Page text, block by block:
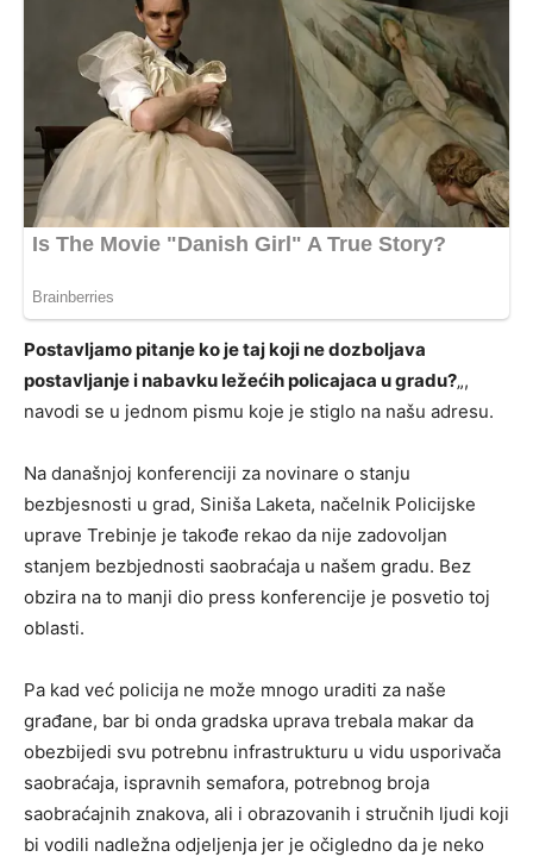
Postavljamo pitanje ko je taj koji ne dozboljava
postavljanje i nabavku ležećih policajaca u gradu?„,
navodi se u jednom pismu koje je stiglo na našu adresu.
Na današnjoj konferenciji za novinare o stanju
bezbjesnosti u grad, Siniša Laketa, načelnik Policijske
uprave Trebinje je takođe rekao da nije zadovoljan
stanjem bezbjednosti saobraćaja u našem gradu. Bez
obzira na to manji dio press konferencije je posvetio toj
oblasti.
Pa kad već policija ne može mnogo uraditi za naše
građane, bar bi onda gradska uprava trebala makar da
obezbijedi svu potrebnu infrastrukturu u vidu usporivača
saobraćaja, ispravnih semafora, potrebnog broja
saobraćajnih znakova, ali i obrazovanih i stručnih ljudi koji
bi vodili nadležna odjeljenja jer je očigledno da je neko